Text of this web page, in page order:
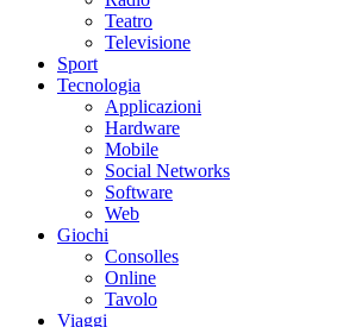
Teatro
Televisione
Sport
Tecnologia
Applicazioni
Hardware
Mobile
Social Networks
Software
Web
Giochi
Consolles
Online
Tavolo
Viaggi